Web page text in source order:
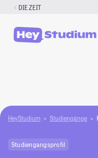
Zum
springen
DIE ZEIT
HeyStudium Studiengänge
Studiengangsprofil